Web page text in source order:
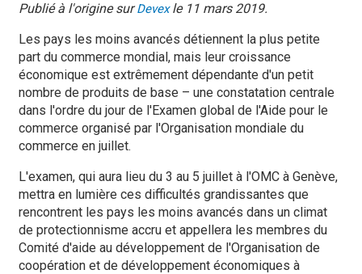
Publié à l'origine surDevexle 11 mars 2019.
Les pays les moins avancés détiennent la plus petite
part du commerce mondial, mais leur croissance
économique est extrêmement dépendante d'un petit
nombre de produits de base – une constatation centrale
dans l'ordre du jour de l'Examen global de l'Aide pour le
commerce organisé par l'Organisation mondiale du
commerce en juillet.
L'examen, qui aura lieu du 3 au 5 juillet à l'OMC à Genève,
mettra en lumière ces difficultés grandissantes que
rencontrent les pays les moins avancés dans un climat
de protectionnisme accru et appellera les membres du
Comité d'aide au développement de l'Organisation de
coopération et de développement économiques à